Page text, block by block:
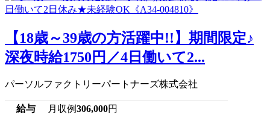
【18歳～39歳の方活躍中!!】期間限定♪
深夜時給1750円／4日働いて2...
パーソルファクトリーパートナーズ株式会社
給与 月収例306,000円